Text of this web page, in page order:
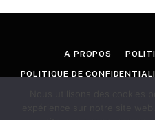
A PROPOS
POLITIQUE DE